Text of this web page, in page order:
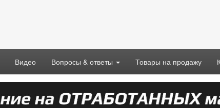
Видео Вопросы & ответы Товары на продажу